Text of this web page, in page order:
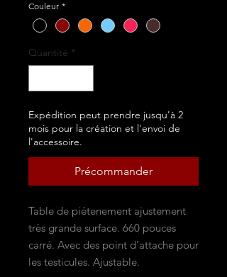
Couleur *
Quantité *
Expédition peut prendre jusqu'à 2
mois pour la création et l'envoi de
l'accessoire.
Précommander
Table de piétenement ajustement
très grande surface. 660 pouces
carré. Avec des point d'attache pour
les testicules. Ajustable.